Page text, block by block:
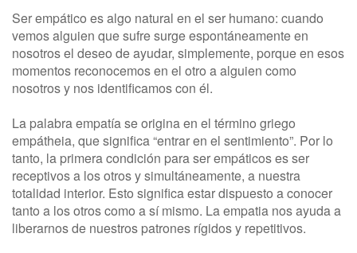
Ser empático es algo natural en el ser humano: cuando
vemos alguien que sufre surge espontáneamente en
nosotros el deseo de ayudar, simplemente, porque en esos
momentos reconocemos en el otro a alguien como
nosotros y nos identificamos con él.
La palabra empatía se origina en el término griego
empátheia, que significa “entrar en el sentimiento”. Por lo
tanto, la primera condición para ser empáticos es ser
receptivos a los otros y simultáneamente, a nuestra
totalidad interior. Esto significa estar dispuesto a conocer
tanto a los otros como a sí mismo. La empatia nos ayuda a
liberarnos de nuestros patrones rígidos y repetitivos.